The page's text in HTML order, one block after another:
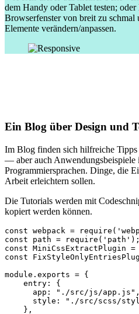
dem Handy oder Tablet testen;
Browserfenster von breit zu schmal
Elemente verändern/anpassen.
Ein Blog über Design und
Im Blog finden sich hilfreiche
— aber auch Anwendungsbeispiele
Programmiersprachen. Dinge, die
Arbeit erleichtern sollen.
Die Tutorials werden mit
kopiert werden können.
const webpack =
const path = require('path');
const MiniCssExtractPlugin
const
module.exports = {
    entry: {
      app: "./src/js/app.js",
style: "./src/scss/
    },